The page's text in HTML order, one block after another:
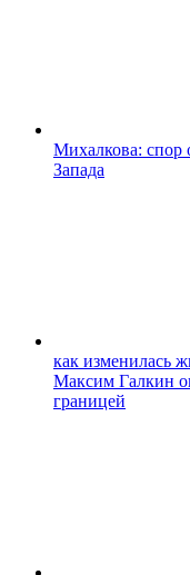
Михалкова: спор
Запада
как изменилась
Максим Галкин
границей